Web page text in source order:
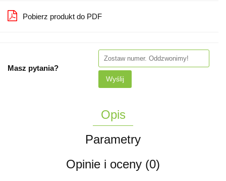
Pobierz produkt do PDF
Masz pytania?
Wyślij
Opis
Parametry
Opinie i oceny (0)